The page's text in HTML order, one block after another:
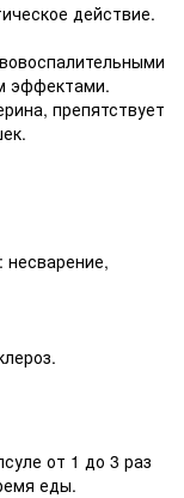
действие.
эффектами.
препятствует
от 1 до 3 раз
еды.